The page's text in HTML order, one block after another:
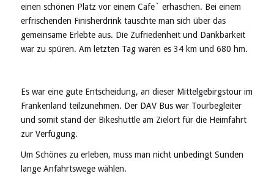
einen schönen Platz vor einem Cafe` erhaschen. Bei einem
erfrischenden Finisherdrink tauschte man sich über das
gemeinsame Erlebte aus. Die Zufriedenheit und Dankbarkeit
war zu spüren. Am letzten Tag waren es 34 km und 680 hm.
Es war eine gute Entscheidung, an dieser Mittelgebirgstour im
Frankenland teilzunehmen. Der DAV Bus war Tourbegleiter
und somit stand der Bikeshuttle am Zielort für die Heimfahrt
zur Verfügung.
Um Schönes zu erleben, muss man nicht unbedingt Sunden
lange Anfahrtswege wählen.